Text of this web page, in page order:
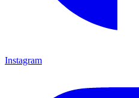
Instagram